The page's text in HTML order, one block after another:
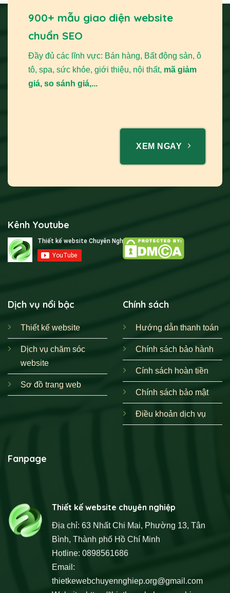
900+ mẫu giao diện website
chuẩn SEO
Đầy đủ các lĩnh vực: Bán hàng, Bất động sản, ô
tô, spa, sức khỏe, giới thiệu, nội thất, mã giảm
giá, so sánh giá,...
XEM NGAY
Kênh Youtube
Dịch vụ nổi bậc
Thiết kế website
Dịch vụ chăm sóc
website
Sơ đồ trang web
Chính sách
Hướng dẫn thanh toán
Chính sách bảo hành
Cính sách hoàn tiền
Chính sách bảo mật
Điều khoản dịch vụ
Fanpage
Thiết kế website chuyên nghiệp
Địa chỉ: 63 Nhất Chi Mai, Phường 13, Tân
Bình, Thành phố Hồ Chí Minh
Hotline: 0898561686
Email:
thietkewebchuyennghiep.org@gmail.com